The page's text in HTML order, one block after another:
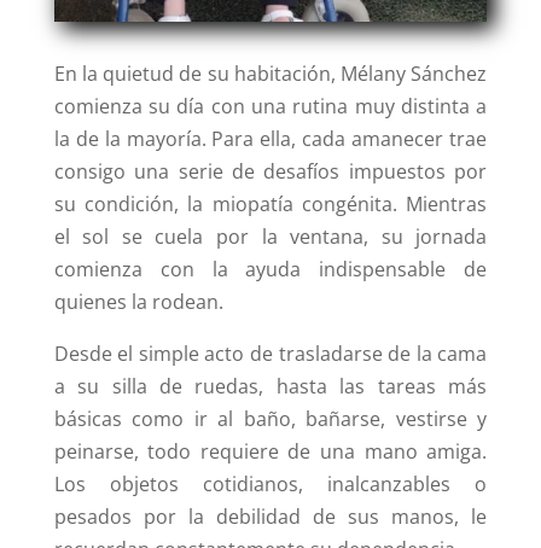
En la quietud de su habitación, Mélany Sánchez
comienza su día con una rutina muy distinta a
la de la mayoría. Para ella, cada amanecer trae
consigo una serie de desafíos impuestos por
su condición, la miopatía congénita. Mientras
el sol se cuela por la ventana, su jornada
comienza con la ayuda indispensable de
quienes la rodean.
Desde el simple acto de trasladarse de la cama
a su silla de ruedas, hasta las tareas más
básicas como ir al baño, bañarse, vestirse y
peinarse, todo requiere de una mano amiga.
Los objetos cotidianos, inalcanzables o
pesados por la debilidad de sus manos, le